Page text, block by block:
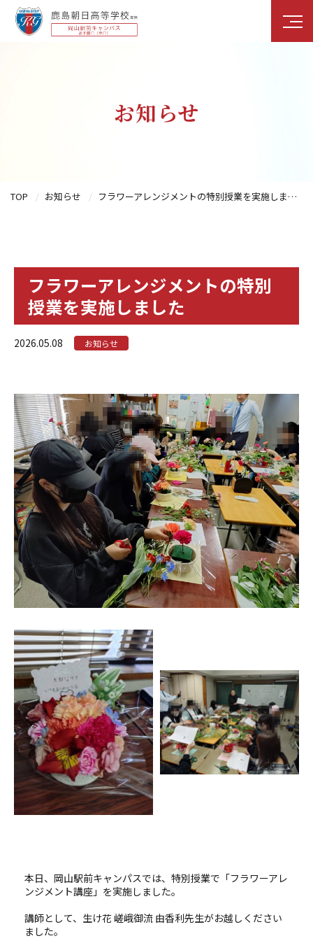
お知らせ
TOP お知らせ フラワーアレンジメントの特別授業を実施しました
フラワーアレンジメントの特別
授業を実施しました
2026.05.08 お知らせ
本日、岡山駅前キャンパスでは、特別授業で「フラワーアレ
ンジメント講座」を実施しました。
講師として、生け花 嵯峨御流 由香利先生がお越しください
ました。